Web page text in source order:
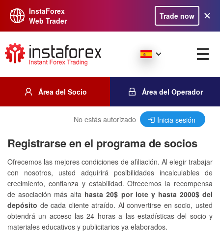
InstaForex
Web Trader
Trade now
Área del Socio Área del Operador
No estás autorizado Inicia sesión
Registrarse en el programa de socios
Ofrecemos las mejores condiciones de afiliación. Al elegir trabajar
con nosotros, usted adquirirá posibilidades incalculables de
crecimiento, confianza y estabilidad. Ofrecemos la recompensa
de asociación más alta hasta 20$ por lote y hasta 2000$ del
depósito de cada cliente atraído. Al convertirse en socio, usted
obtendrá un acceso las 24 horas a las estadísticas del socio y
materiales educativos y publicitarios ya elaborados.